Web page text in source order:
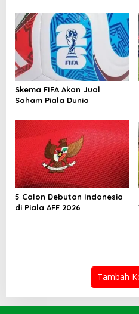
Skema FIFA Akan Jual
Saham Piala Dunia
5 Calon Debutan Indonesia
di Piala AFF 2026
Tambah